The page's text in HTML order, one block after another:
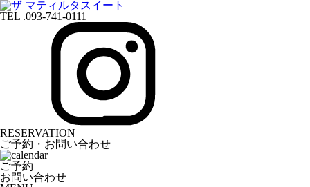
TEL .093-741-0111
RESERVATION
ご予約・お問い合わせ
ご予約
お問い合わせ